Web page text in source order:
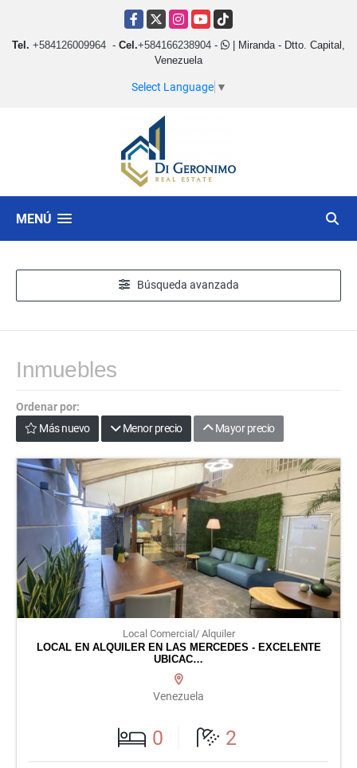
Facebook
X Instagram
YouTubeTikTok
Tel. +584126009964 - Cel.+584166238904 -
| Miranda - Dtto. Capital,
Venezuela
Select Language ▼
MENÚ
Búsqueda avanzada
Inmuebles
Ordenar por:
Más nuevo
Menor precio Mayor precio
Local Comercial/ Alquiler
LOCAL EN ALQUILER EN LAS MERCEDES - EXCELENTE
UBICAC…
Venezuela
0 2